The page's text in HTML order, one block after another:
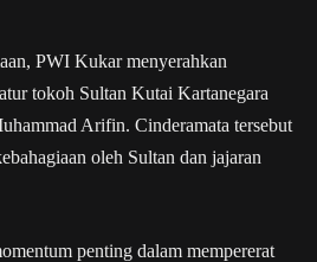
PWI Kukar menyerahkan
tokoh Sultan Kutai Kartanegara
Arifin. Cinderamata tersebut
oleh Sultan dan jajaran
penting dalam mempererat